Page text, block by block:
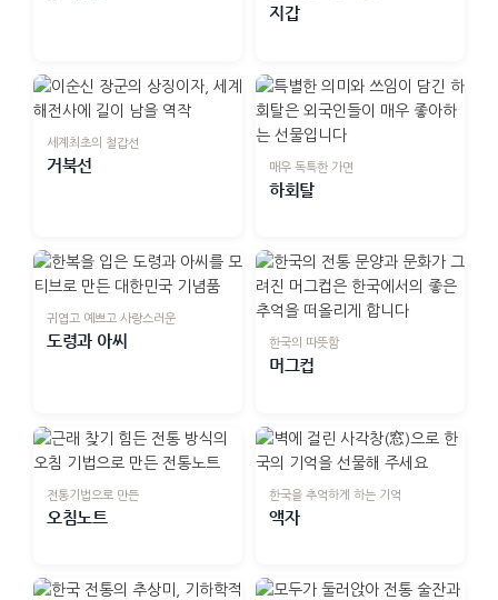
지갑
세계최초의 철갑선
거북선 매우 독특한 가면
하회탈
귀엽고 예쁘고 사랑스러운
도령과 아씨 한국의 따뜻함
머그컵
전통기법으로 만든
오침노트
한국을 추억하게 하는 기억
액자